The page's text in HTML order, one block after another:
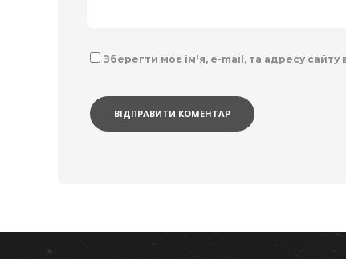
Зберегти моє ім'я, e-mail, та адресу